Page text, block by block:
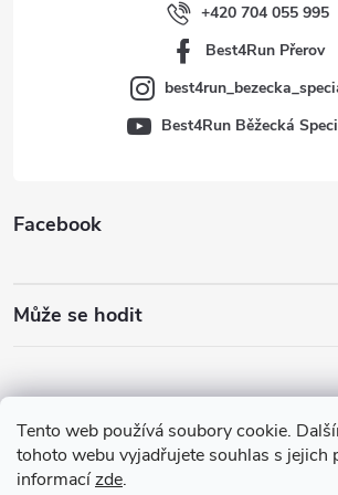
Tento web používá soubory cookie.
tohoto webu vyjadřujete souhlas s jejich
informacízde.
Facebook
Může se hodit
+420 704 055 995
Best4Run Přerov
Best4Run Běžecká